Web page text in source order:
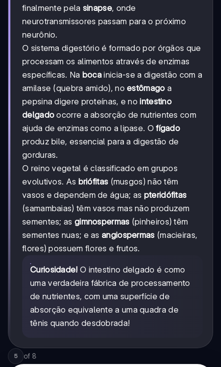
finalmente pela sinapse, onde
neurotransmissores passam para o próximo
neurônio.
O sistema digestório é formado por órgãos que
processam os alimentos através de enzimas
específicas. Na boca inicia-se a digestão com a
amilase (quebra amido), noestômago a
pepsina digere proteínas, e nointestino
delgado ocorre a absorção de nutrientes com
ajuda de enzimas como a lipase. Ofígado
produz bile, essencial para a digestão de
gorduras.
O reino vegetal é classificado em grupos
evolutivos. As briófitas (musgos) não têm
vasos e dependem de água; as pteridófitas
(samambaias) têm vasos mas não produzem
sementes; as gimnospermas (pinheiros) têm
sementes nuas; e asangiospermas (macieiras,
flores) possuem flores e frutos.
Curiosidade! O intestino delgado é como
uma verdadeira fábrica de processamento
de nutrientes, com uma superfície de
absorção equivalente a uma quadra de
tênis quando desdobrada!
5 of 8